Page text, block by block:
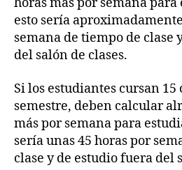
horas más por semana
esto sería
semana de tiempo de clase
del salón de clases.
Si los estudiantes cursan
semestre, deben calcular
más por semana para
sería unas 45 horas por
clase y de estudio fuera del